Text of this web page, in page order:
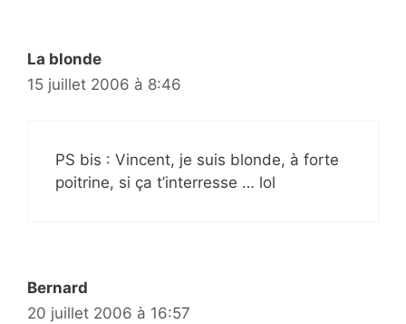
La blonde
15 juillet 2006 à 8:46
PS bis : Vincent, je suis blonde, à forte
poitrine, si ça t’interresse … lol
Bernard
20 juillet 2006 à 16:57